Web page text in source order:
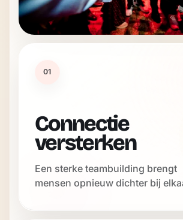
01
Connectie
versterken
Een sterke teambuilding brengt
mensen opnieuw dichter bij